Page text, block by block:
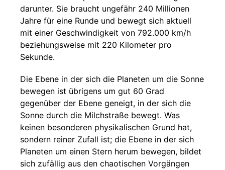
darunter. Sie braucht ungefähr 240 Millionen
Jahre für eine Runde und bewegt sich aktuell
mit einer Geschwindigkeit von 792.000 km/h
beziehungsweise mit 220 Kilometer pro
Sekunde.
Die Ebene in der sich die Planeten um die Sonne
bewegen ist übrigens um gut 60 Grad
gegenüber der Ebene geneigt, in der sich die
Sonne durch die Milchstraße bewegt. Was
keinen besonderen physikalischen Grund hat,
sondern reiner Zufall ist; die Ebene in der sich
Planeten um einen Stern herum bewegen, bildet
sich zufällig aus den chaotischen Vorgängen